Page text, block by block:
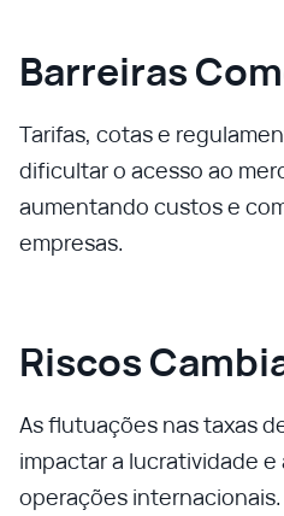
Barreiras
Tarifas, cotas e
dificultar o acesso ao
aumentando custos e
empresas.
Riscos
As flutuações nas taxas
impactar a lucratividade
operações internacionais.